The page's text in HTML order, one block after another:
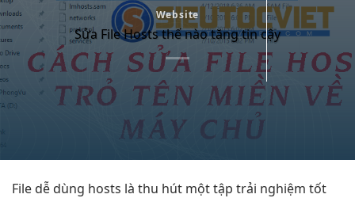
Website
Sửa File Hosts thế nào tăng tin cậy
File dễ dùng hosts là thu hút một tập trải nghiệm tốt